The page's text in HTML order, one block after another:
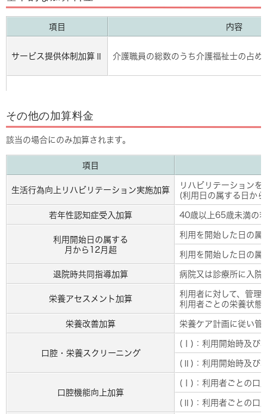
項目 内容
サービス提供体制加算Ⅱ 介護職員の総数のうち介護福祉士の占
その他の加算料金
該当の場合にのみ加算されます。
項目
生活行為向上リハビリテーション実施加算
リハビリテーション
(利用日の属する日か
若年性認知症受入加算
40歳以上65歳未満の
利用開始日の属する
月から12月超
利用を開始した日の
利用を開始した日の
退院時共同指導加算
病院又は診療所に入院
栄養アセスメント加算
利用者に対して、管理
利用者ごとの栄養状態
栄養改善加算
栄養ケア計画に従い
口腔・栄養スクリーニング
(Ⅰ)：利用開始時及び
(Ⅱ)：利用開始時及び
口腔機能向上加算
(Ⅰ)：利用者ごとの口
(Ⅱ)：利用者ごとの口